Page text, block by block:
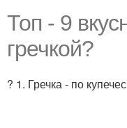
Топ - 9
гречкой?
? 1. Гречка - по